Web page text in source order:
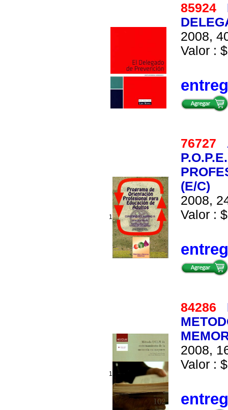
85924
2008,
Valor :
1
76727
(E/C)
2008,
Valor :
1
84286
2008,
Valor :